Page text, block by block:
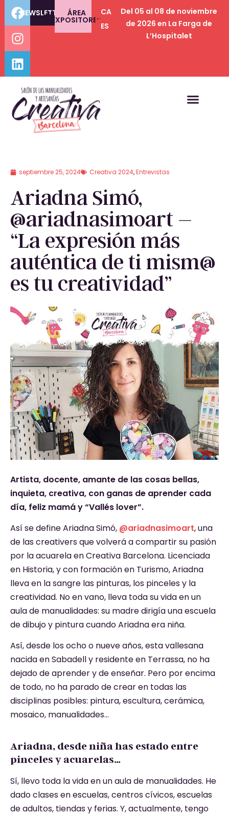
Del 05 al 08 de noviembre
de 2026 en La Farga de
L’Hospitalet
NEWSLETTER ÁREA
EXPOSITORES
CA
ES
septiembre 25, 2024 Creativa 2024,Entrevistas
Ariadna Simó,
@ariadnasimoart –
“La expresión más
auténtica de ti mism@
es tu creatividad”
Artista, docente, amante de las cosas bellas,
inquieta, creativa, con ganas de aprender cada
día, feliz mamá y “Vallés lover”.
Así se define Ariadna Simó, @ariadnasimoart, una
de las creativers que volverá a compartir su pasión
por la acuarela en Creativa Barcelona. Licenciada
en Historia, y con formación en Turismo, Ariadna
lleva en la sangre las pinturas, los pinceles y la
creatividad. No en vano, lleva toda su vida en un
aula de manualidades: su madre dirigía una escuela
de dibujo y pintura cuando Ariadna era niña.
Así, desde los ocho o nueve años, esta vallesana
nacida en Sabadell y residente en Terrassa, no ha
dejado de aprender y de enseñar. Pero por encima
de todo, no ha parado de crear en todas las
disciplinas posibles: pintura, escultura, cerámica,
mosaico, manualidades…
Ariadna, desde niña has estado entre
pinceles y acuarelas…
Sí, llevo toda la vida en un aula de manualidades. He
dado clases en escuelas, centros cívicos, escuelas
de adultos, tiendas y ferias. Y, actualmente, tengo